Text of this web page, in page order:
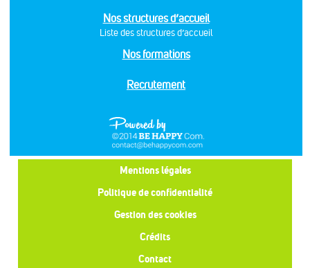
Nos structures d’accueil
Liste des structures d’accueil
Nos formations
Recrutement
Mentions légales
Politique de confidentialité
Gestion des cookies
Crédits
Contact